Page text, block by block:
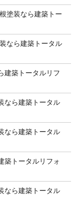
塗装なら建築トー
なら建築トータル
建築トータルリフ
なら建築トータル
なら建築トータル
築トータルリフォ
なら建築トータル